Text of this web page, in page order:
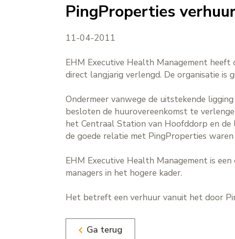
PingProperties
11-04-2011
EHM Executive Health Management
direct langjarig verlengd. De organisatie
Ondermeer vanwege de uitstekende
besloten de huurovereenkomst te
het Centraal Station van Hoofddorp en
de goede relatie met PingProperties
EHM Executive Health Management is
managers in het hogere kader.
Het betreft een verhuur vanuit het door
Ga terug